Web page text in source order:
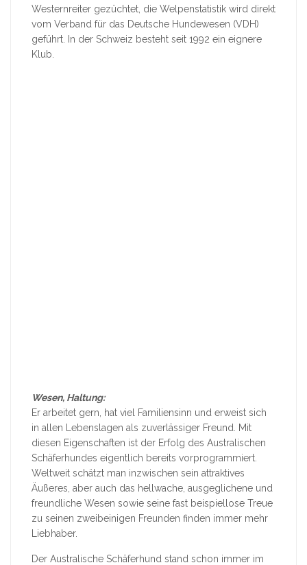
Westernreiter gezüchtet, die Welpenstatistik wird direkt
vom Verband für das Deutsche Hundewesen (VDH)
geführt. In der Schweiz besteht seit 1992 ein eignere
Klub.
Wesen, Haltung:
Er arbeitet gern, hat viel Familiensinn und erweist sich
in allen Lebenslagen als zuverlässiger Freund. Mit
diesen Eigenschaften ist der Erfolg des Australischen
Schäferhundes eigentlich bereits vorprogrammiert.
Weltweit schätzt man inzwischen sein attraktives
Äußeres, aber auch das hellwache, ausgeglichene und
freundliche Wesen sowie seine fast beispiellose Treue
zu seinen zweibeinigen Freunden finden immer mehr
Liebhaber.
Der Australische Schäferhund stand schon immer im